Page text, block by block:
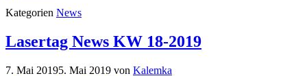
Kategorien News
Lasertag News KW 18-2019
7. Mai 20195. Mai 2019 von Kalemka